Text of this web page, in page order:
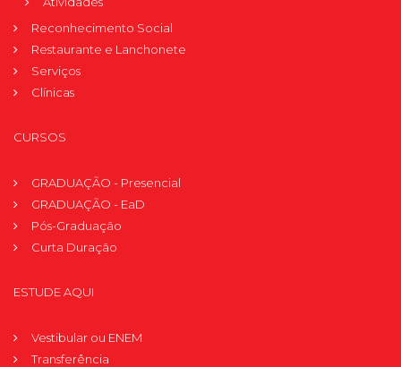
Reconhecimento Social
Restaurante e Lanchonete
Serviços
Clínicas
CURSOS
GRADUAÇÃO - Presencial
GRADUAÇÃO - EaD
Pós-Graduação
Curta Duração
ESTUDE AQUI
Vestibular ou ENEM
Transferência